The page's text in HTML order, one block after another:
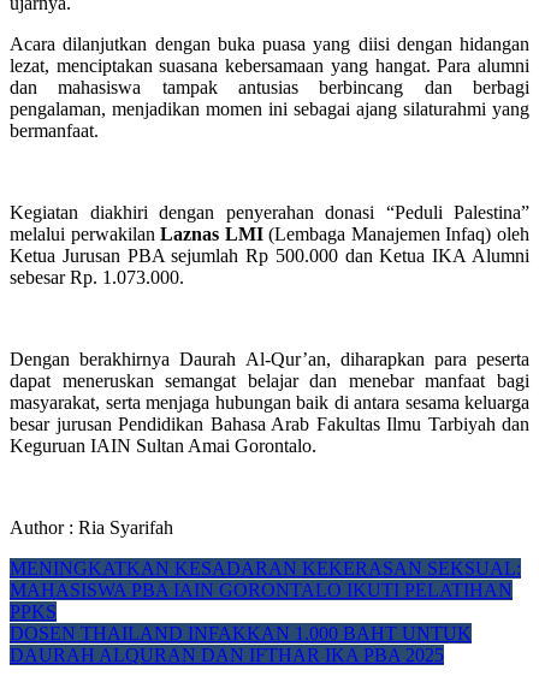
Acara dilanjutkan dengan buka puasa yang diisi dengan hidangan
lezat, menciptakan suasana kebersamaan yang hangat. Para alumni
dan mahasiswa tampak antusias berbincang dan berbagi
pengalaman, menjadikan momen ini sebagai ajang silaturahmi yang
bermanfaat.
Kegiatan diakhiri dengan penyerahan donasi “Peduli Palestina”
melalui perwakilanLaznas LMI(Lembaga Manajemen Infaq) oleh
Ketua Jurusan PBA sejumlah Rp 500.000 dan Ketua IKA Alumni
sebesar Rp. 1.073.000.
Dengan berakhirnya Daurah Al-Qur’an, diharapkan para peserta
dapat meneruskan semangat belajar dan menebar manfaat bagi
masyarakat, serta menjaga hubungan baik di antara sesama keluarga
besar jurusan Pendidikan Bahasa Arab Fakultas Ilmu Tarbiyah dan
Keguruan IAIN Sultan Amai Gorontalo.
Author : Ria Syarifah
Post
navigation
MENINGKATKAN KESADARAN KEKERASAN SEKSUAL:
MAHASISWA PBA IAIN GORONTALO IKUTI PELATIHAN
PPKS
DOSEN THAILAND INFAKKAN 1.000 BAHT UNTUK
DAURAH ALQURAN DAN IFTHAR IKA PBA 2025